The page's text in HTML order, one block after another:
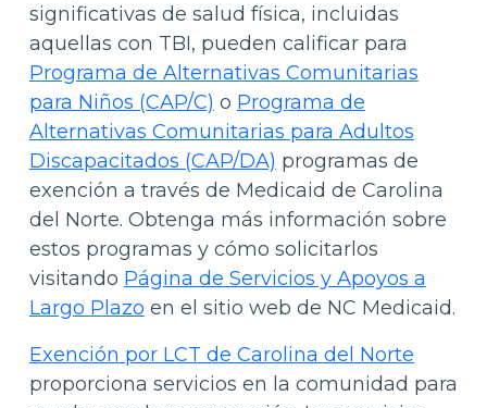
significativas de salud física, incluidas
aquellas con TBI, pueden calificar para
Programa de Alternativas Comunitarias
para Niños (CAP/C) o Programa de
Alternativas Comunitarias para Adultos
Discapacitados (CAP/DA) programas de
exención a través de Medicaid de Carolina
del Norte. Obtenga más información sobre
estos programas y cómo solicitarlos
visitando Página de Servicios y Apoyos a
Largo Plazo en el sitio web de NC Medicaid.
Exención por LCT de Carolina del Norte
proporciona servicios en la comunidad para